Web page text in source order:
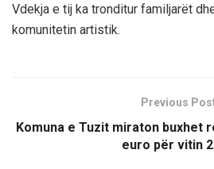
Vdekja e tij ka tronditur familjarët
komunitetin artistik.
Previous
Komuna e Tuzit miraton buxhet
euro për vitin